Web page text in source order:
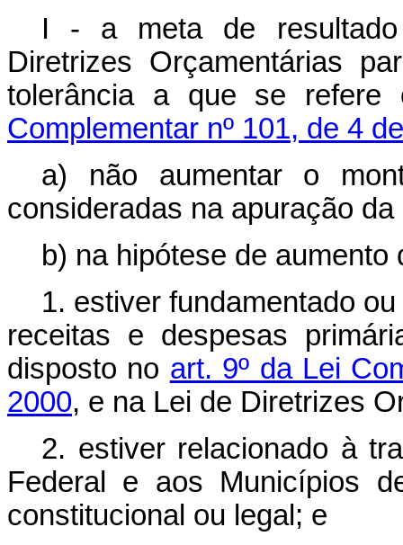
I - a meta de resultado
Diretrizes Orçamentárias
tolerância a que se
Complementar nº 101, de 4
a) não aumentar o
consideradas na apuração
b) na hipótese de
1. estiver fundamentado
receitas e despesas
disposto no art. 9º da Lei
2000, e na Lei de Diretrizes
2. estiver relacionado à
Federal e aos Municípios
constitucional ou legal; e